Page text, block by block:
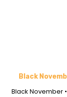
Black
Black November